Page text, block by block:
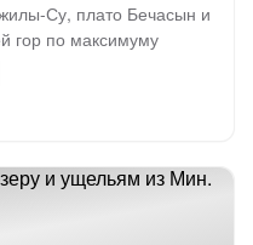
Су, плато Бечасын и
гор по максимуму